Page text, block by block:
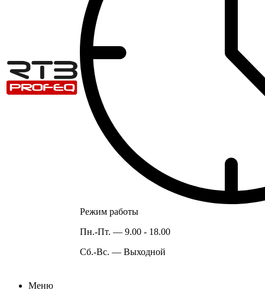
Режим работы
Пн.-Пт. — 9.00 - 18.00
Сб.-Вс. — Выходной
Меню